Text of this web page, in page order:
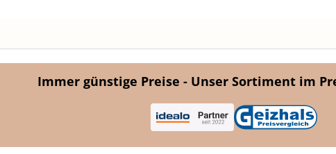
Immer günstige Preise - Unser Sortiment im